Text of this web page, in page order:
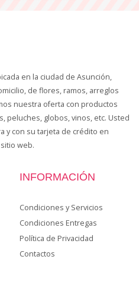
en la ciudad de Asunción,
de flores, ramos, arreglos
nuestra oferta con productos
peluches, globos, vinos, etc. Usted
y con su tarjeta de crédito en
web.
INFORMACIÓN
Condiciones y Servicios
Condiciones Entregas
Política de Privacidad
Contactos